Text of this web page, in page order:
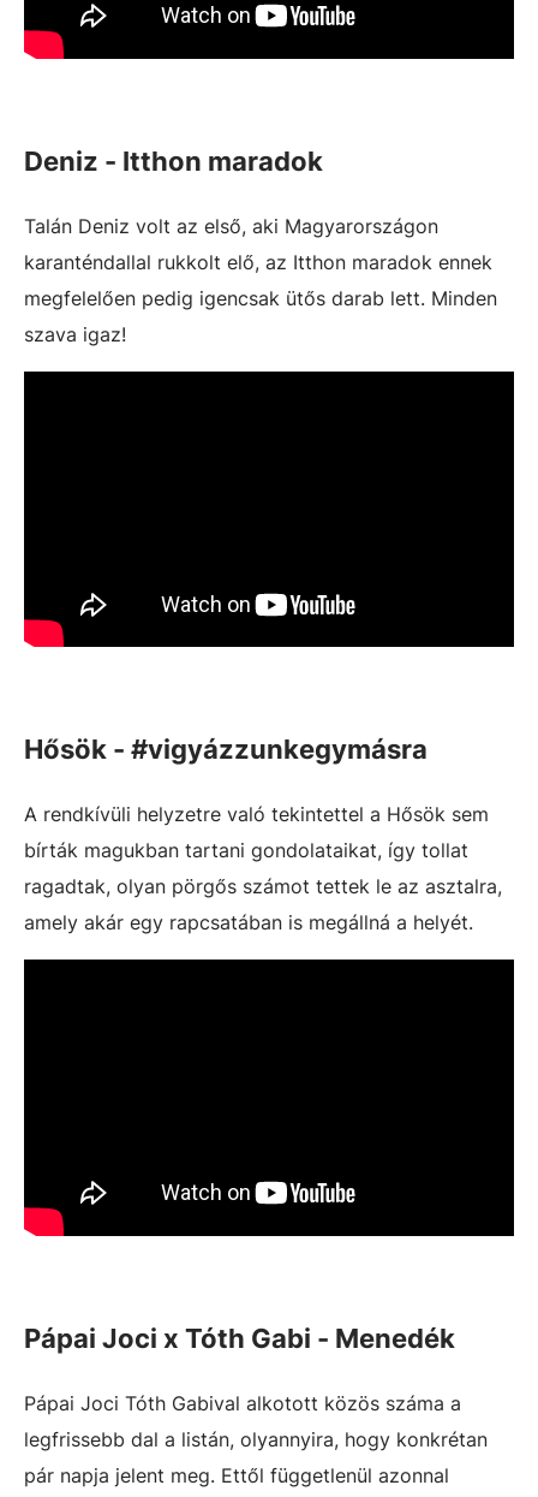
Deniz - Itthon maradok
Talán Deniz volt az első, aki Magyarországon
karanténdallal rukkolt elő, az Itthon maradok ennek
megfelelően pedig igencsak ütős darab lett. Minden
szava igaz!
Hősök - #vigyázzunkegymásra
A rendkívüli helyzetre való tekintettel a Hősök sem
bírták magukban tartani gondolataikat, így tollat
ragadtak, olyan pörgős számot tettek le az asztalra,
amely akár egy rapcsatában is megállná a helyét.
Pápai Joci x Tóth Gabi - Menedék
Pápai Joci Tóth Gabival alkotott közös száma a
legfrissebb dal a listán, olyannyira, hogy konkrétan
pár napja jelent meg. Ettől függetlenül azonnal